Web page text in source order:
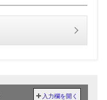
入力欄を開く